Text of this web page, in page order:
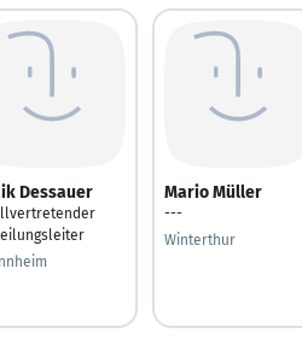
Dessauer Mario Müller
---
Winterthur